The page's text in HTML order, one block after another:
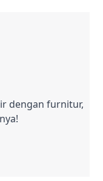
dengan furnitur,